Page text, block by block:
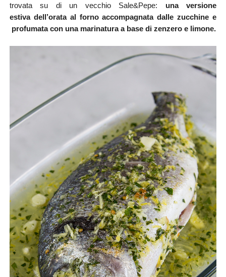
trovata su di un vecchio Sale&Pepe: una
versione
estiva dell’orata al forno accompagnata dalle zucchine e
profumata con una marinatura a base di zenzero e limone.